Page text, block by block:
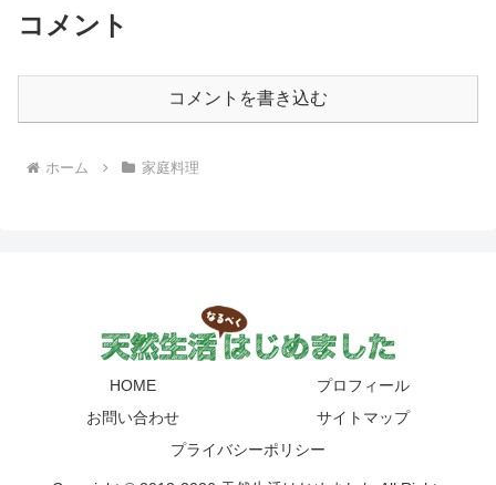
コメント
コメントを書き込む
ホーム 家庭料理
HOME
プロフィール
お問い合わせ
サイトマップ
プライバシーポリシー